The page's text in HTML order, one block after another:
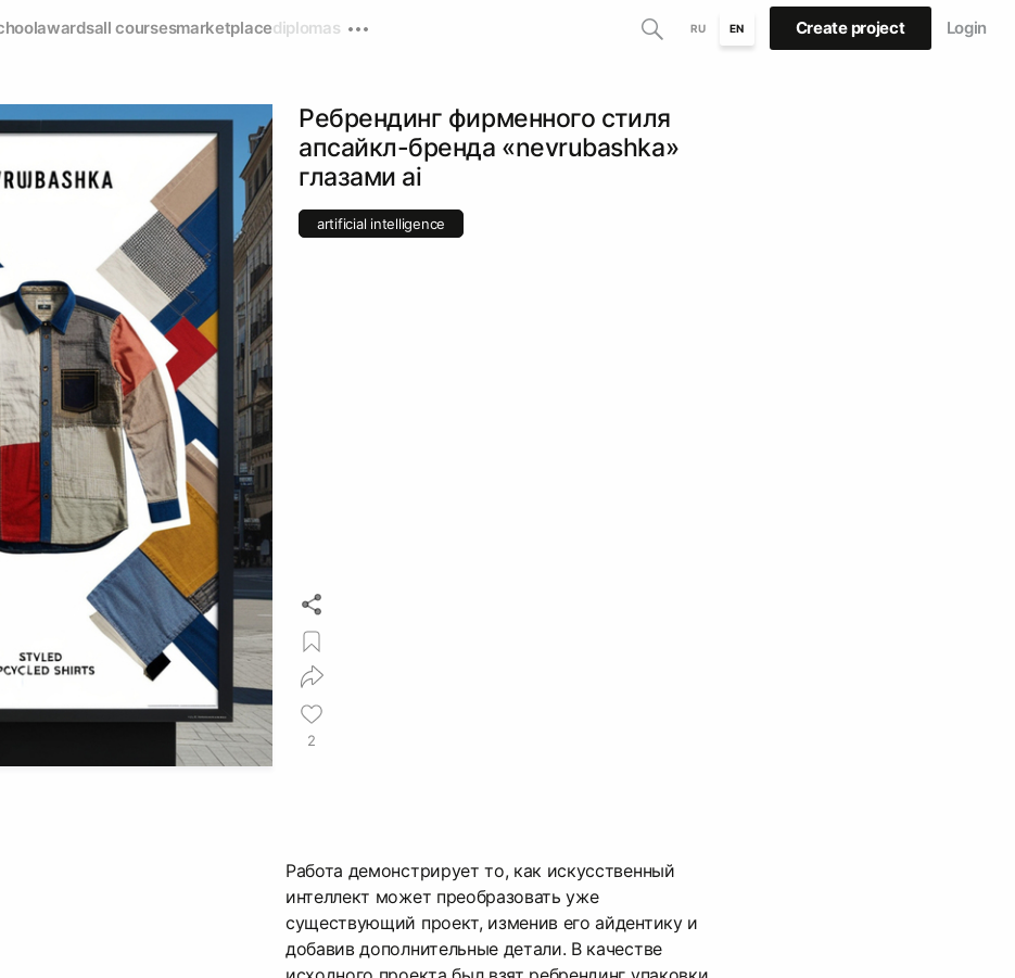
awardsall coursesmarketplacediplomas RU EN Create project Login
Ребрендинг фирменного стиля
апсайкл-бренда «nevrubashka»
глазами ai
artificial intelligence
2
Работа демонстрирует то, как искусственный
интеллект может преобразовать уже
существующий проект, изменив его айдентику и
добавив дополнительные детали. В качестве